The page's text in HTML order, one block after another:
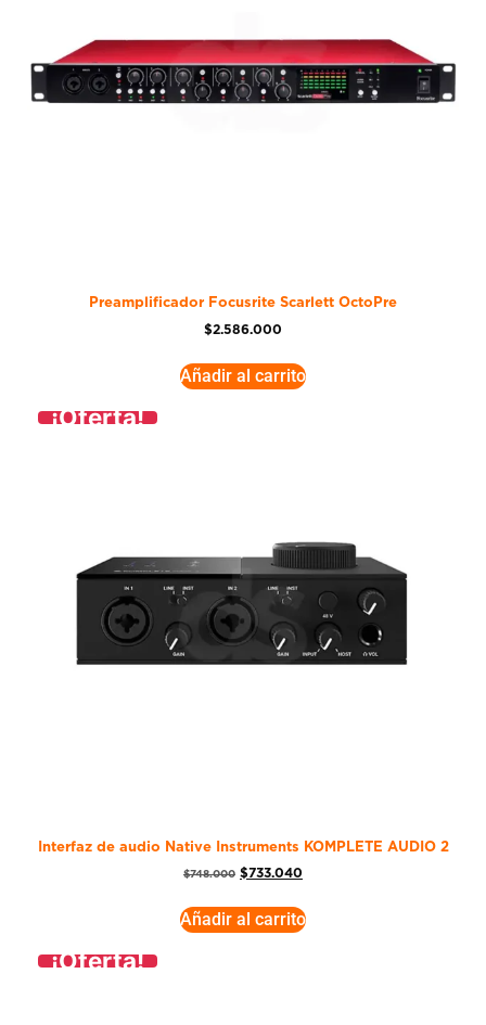
Preamplificador Focusrite Scarlett OctoPre
$2.586.000
Añadir al carrito
¡Oferta!
Interfaz de audio Native Instruments KOMPLETE AUDIO 2
$748.000 $733.040
Añadir al carrito
¡Oferta!